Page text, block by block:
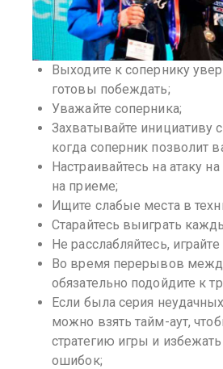
Выходите к сопернику
готовы побеждать;
Уважайте соперника;
Захватывайте инициативу
когда соперник позволит
Настраивайтесь на атаку
на приеме;
Ищите слабые места в
Старайтесь выиграть
Не расслабляйтесь,
Во время перерывов
обязательно подойдите к
Если была серия
можно взять тайм-аут,
стратегию игры и
ошибок;